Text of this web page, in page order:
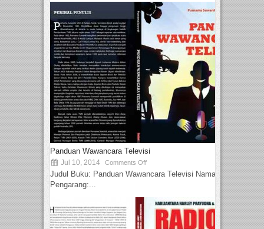
Panduan Wawancara Televisi
Jul 10, 2014 Comments Off
Judul Buku: Panduan Wawancara Televisi Nama
Pengarang:...